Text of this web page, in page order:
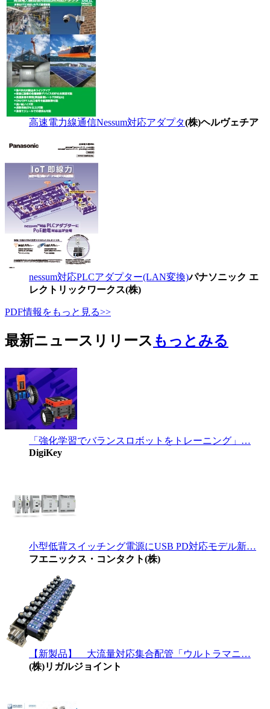
高速電力線通信Nessum対応アダプタ(株)ヘルヴェチア
nessum対応PLCアダプター(LAN変換)パナソニック エ
レクトリックワークス(株)
PDF情報をもっと見る>>
最新ニュースリリース もっとみる
「強化学習でバランスロボットをトレーニング」…
DigiKey
小型低背スイッチング電源にUSB PD対応モデル新…
フエニックス・コンタクト(株)
【新製品】 大流量対応集合配管「ウルトラマニ…
(株)リガルジョイント